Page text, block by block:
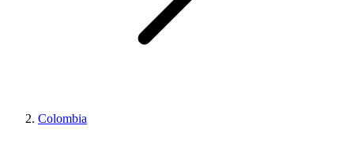
Colombia